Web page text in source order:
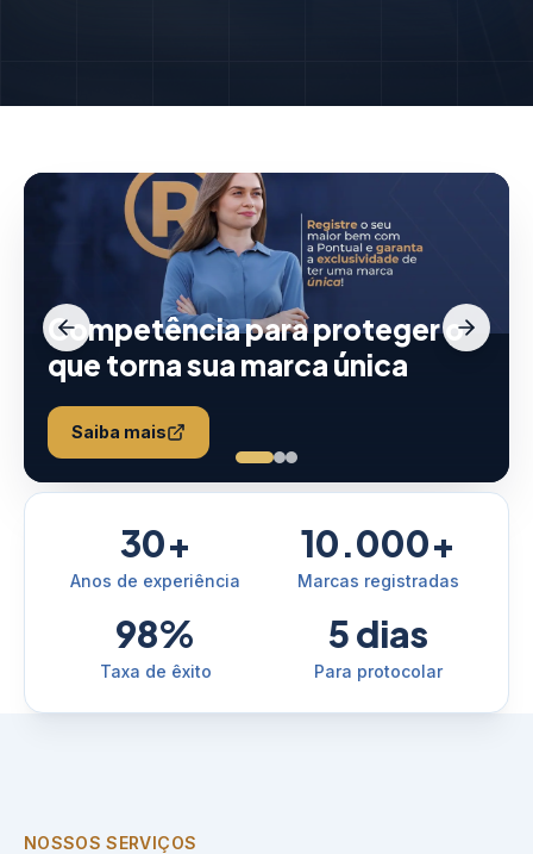
Competência para proteger o
que torna sua marca única
Saiba mais
30+
Anos de experiência
10.000+
Marcas registradas
98%
Taxa de êxito
5 dias
Para protocolar
NOSSOS SERVIÇOS